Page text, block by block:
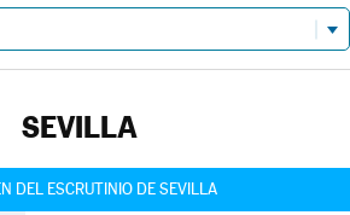
SEVILLA
DEL ESCRUTINIO DE SEVILLA